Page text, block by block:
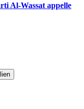
Al-Wassat appelle